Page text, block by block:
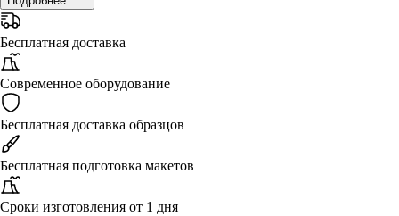
Бесплатная доставка
Современное оборудование
Бесплатная доставка образцов
Бесплатная подготовка макетов
Сроки изготовления от 1 дня